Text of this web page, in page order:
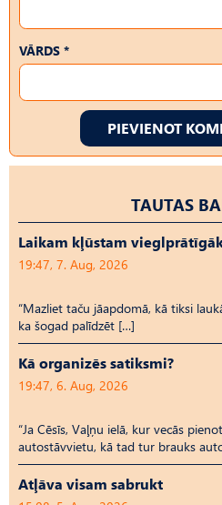
VĀRDS *
PIEVIENOT
TAUTAS
Laikam kļūstam
19:47, 7. Aug, 2026
“Mazliet taču jāapdomā, kā tiksi
ka šogad palīdzēt […]
Kā organizēs satiksmi?
19:47, 6. Aug, 2026
“Ja Cēsīs, Vaļņu ielā, kur vecās
autostāvvietu, kā tad tur brauks
Atļāva visam sabrukt